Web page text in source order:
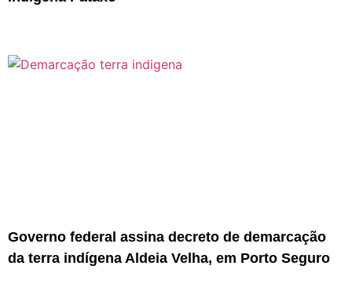
Governo federal assina decreto de demarcação
da terra indígena Aldeia Velha, em Porto Seguro